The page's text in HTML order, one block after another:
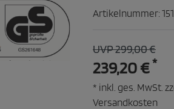
Artikelnummer:
UVP 299,00 €
239,20 €*
* inkl. ges. MwSt.
Versandkosten